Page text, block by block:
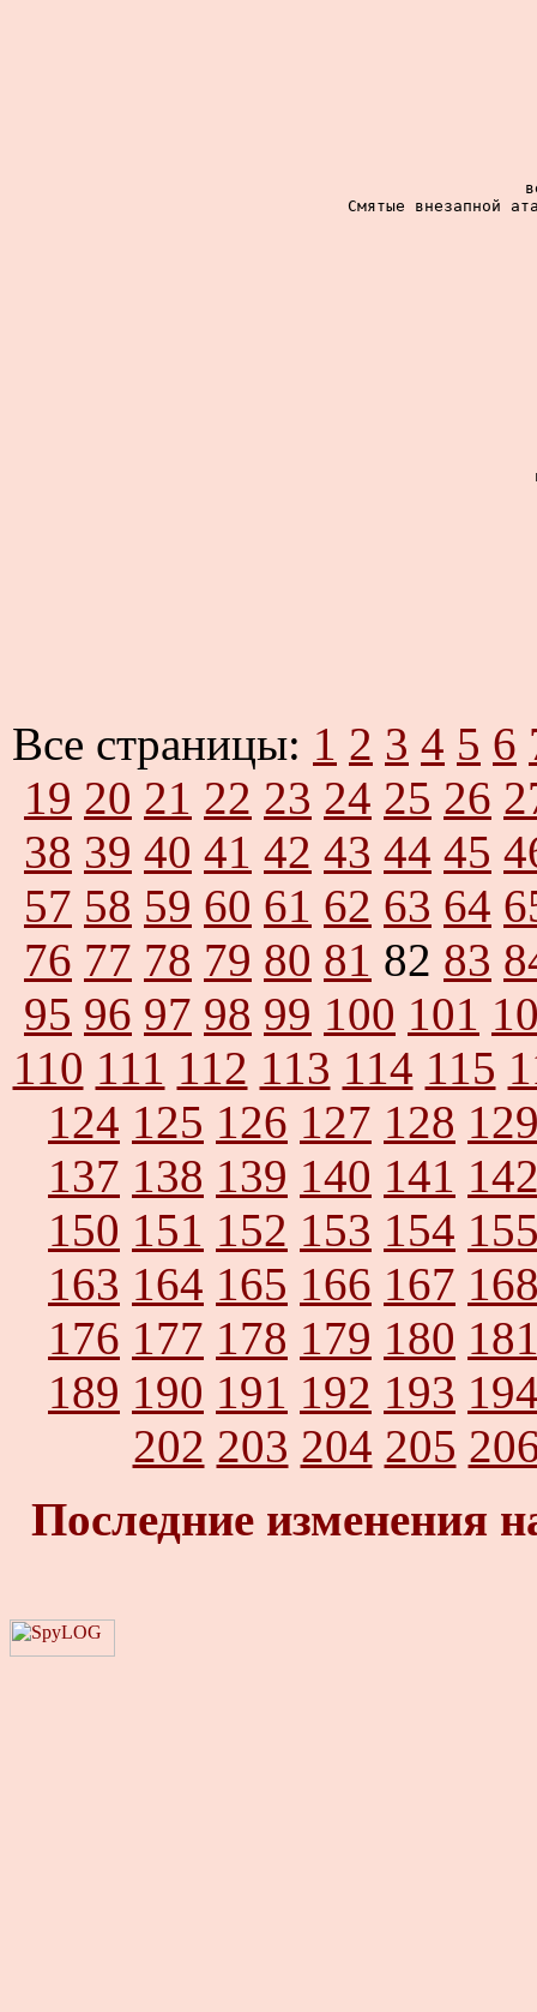
Смятые внезапной
Все страницы: 1 2 3 4 5 6
19 20 21 22 23 24 25 26
38 39 40 41 42 43 44 45
57 58 59 60 61 62 63 64
76 77 78 79 80 81 82 83
95 96 97 98 99 100 101
110 111 112 113 114 115
124 125 126 127 128
137 138 139 140 141
150 151 152 153 154
163 164 165 166 167
176 177 178 179 180
189 190 191 192 193
202 203 204 205
Последние изменения